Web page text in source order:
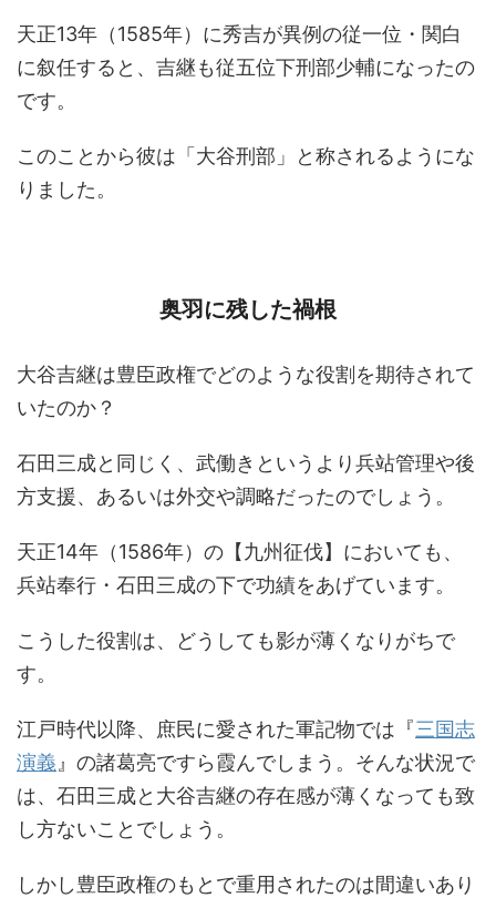
天正13年（1585年）に秀吉が異例の従一位・関白
に叙任すると、吉継も従五位下刑部少輔になったの
です。
このことから彼は「大谷刑部」と称されるようにな
りました。
奥羽に残した禍根
大谷吉継は豊臣政権でどのような役割を期待されて
いたのか？
石田三成と同じく、武働きというより兵站管理や後
方支援、あるいは外交や調略だったのでしょう。
天正14年（1586年）の【九州征伐】においても、
兵站奉行・石田三成の下で功績をあげています。
こうした役割は、どうしても影が薄くなりがちで
す。
江戸時代以降、庶民に愛された軍記物では『三国志
演義 』の諸葛亮ですら霞んでしまう。そんな状況で
は、石田三成と大谷吉継の存在感が薄くなっても致
し方ないことでしょう。
しかし豊臣政権のもとで重用されたのは間違いあり